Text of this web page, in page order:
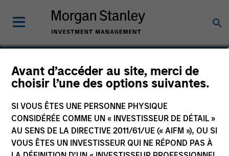
Avant d’accéder au site, merci de
choisir l’une des options suivantes.
SI VOUS ÊTES UNE PERSONNE PHYSIQUE
CONSIDÉRÉE COMME UN « INVESTISSEUR DE DÉTAIL »
AU SENS DE LA DIRECTIVE 2011/61/UE (« AIFM »), OU SI
VOUS ÊTES UN INVESTISSEUR QUI NE RÉPOND PAS À
European High Yield
Bond